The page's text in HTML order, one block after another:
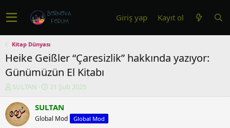
Giriş yap Kayıt ol
Kitap Dünyası
Heike Geißler “Çaresizlik” hakkında yazıyor:
Günümüzün El Kitabı
K
n
u
y
SULTAN
B
ş
a
21 Şub 2025
SULTAN
Global Mod Global Mod